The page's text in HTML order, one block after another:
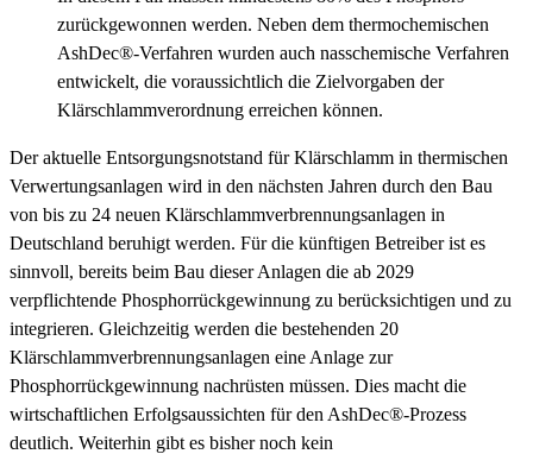
zurückgewonnen werden. Neben dem thermochemischen
AshDec®-Verfahren wurden auch nasschemische Verfahren
entwickelt, die voraussichtlich die Zielvorgaben der
Klärschlammverordnung erreichen können.
Der aktuelle Entsorgungsnotstand für Klärschlamm in thermischen
Verwertungsanlagen wird in den nächsten Jahren durch den Bau
von bis zu 24 neuen Klärschlammverbrennungsanlagen in
Deutschland beruhigt werden. Für die künftigen Betreiber ist es
sinnvoll, bereits beim Bau dieser Anlagen die ab 2029
verpflichtende Phosphorrückgewinnung zu berücksichtigen und zu
integrieren. Gleichzeitig werden die bestehenden 20
Klärschlammverbrennungsanlagen eine Anlage zur
Phosphorrückgewinnung nachrüsten müssen. Dies macht die
wirtschaftlichen Erfolgsaussichten für den AshDec®-Prozess
deutlich. Weiterhin gibt es bisher noch kein